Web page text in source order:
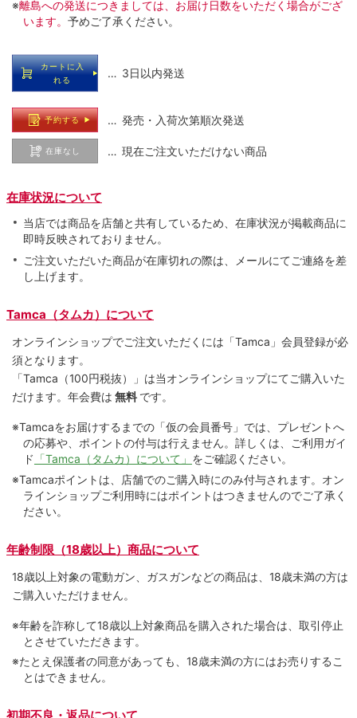
※離島への発送につきましては、お届け日数をいただく場合がござ
います。 予めご了承ください。
カートに入
れる
… 3日以内発送
予約する … 発売・入荷次第順次発送
在庫なし … 現在ご注文いただけない商品
在庫状況について
当店では商品を店舗と共有しているため、在庫状況が掲載商品に
即時反映されておりません。
ご注文いただいた商品が在庫切れの際は、メールにてご連絡を差
し上げます。
Tamca（タムカ）について
オンラインショップでご注⽂いただくには「Tamca」会員登録が必
須となります。
「Tamca （100円税抜）
」は当オンラインショップにてご購⼊いた
だけます。 年会費は 無料 です。
※Tamcaをお届けするまでの「仮の会員番号」では、プレゼントへ
の応募や、ポイントの付与は⾏えません。詳しくは、ご利⽤ガイ
ド 「Tamca（タムカ）について」 をご確認ください。
※Tamcaポイントは、店舗でのご購⼊時にのみ付与されます。オン
ラインショップご利用時にはポイントはつきませんのでご了承く
ださい。
年齢制限（18歳以上）商品について
18歳以上対象の電動ガン、ガスガンなどの商品は、18歳未満の方は
ご購入いただけません。
※年齢を詐称して18歳以上対象商品を購入された場合は、取引停止
とさせていただきます。
※たとえ保護者の同意があっても、18歳未満の方にはお売りするこ
とはできません。